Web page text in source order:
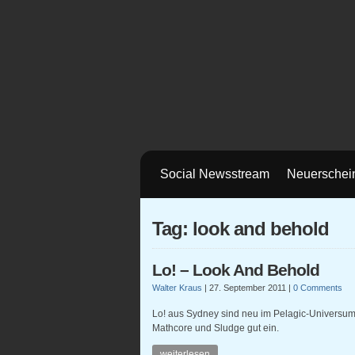
Social Newsstream
Tag: look and behold
Lo! – Look And Behold
Walter Kraus | 27. September 2011 | 0 Comments
Lo! aus Sydney sind neu im Pelagic-
Mathcore und Sludge gut ein.